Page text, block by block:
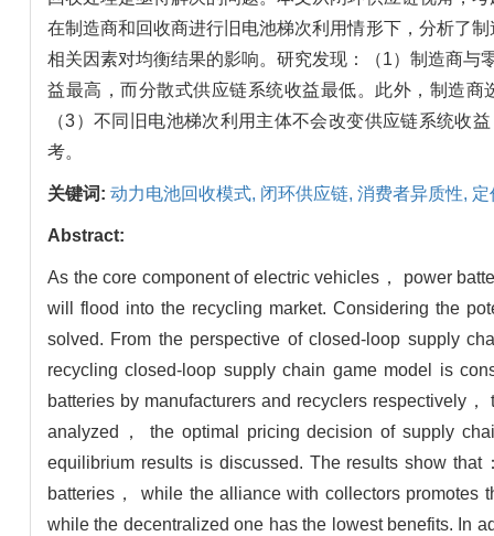
在制造商和回收商进行旧电池梯次利用情形下，分析了
相关因素对均衡结果的影响。研究发现：（1）制造商
益最高，而分散式供应链系统收益最低。此外，制造
（3）不同旧电池梯次利用主体不会改变供应链系统收
考。
关键词: 动力电池回收模式, 闭环供应链, 消费者异质性, 定
Abstract:
As the core component of electric vehicles， power
will flood into the recycling market. Considering the
solved. From the perspective of closed-loop supply
recycling closed-loop supply chain game model is
batteries by manufacturers and recyclers respectively
analyzed， the optimal pricing decision of supply
equilibrium results is discussed. The results show
batteries， while the alliance with collectors promotes
while the decentralized one has the lowest benefits. In